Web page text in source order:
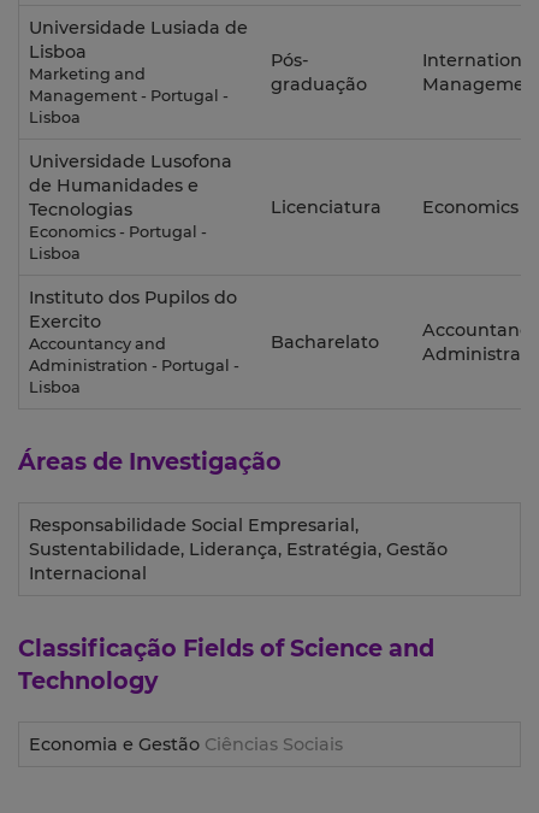
Universidade Lusiada de
Lisboa
Marketing and
Management - Portugal -
Lisboa
Pós-
graduação
International
Universidade Lusofona
de Humanidades e
Tecnologias
Economics - Portugal -
Lisboa
Licenciatura Economics
Instituto dos Pupilos do
Exercito
Accountancy and
Administration - Portugal -
Lisboa
Bacharelato
Áreas de Investigação
Responsabilidade Social Empresarial,
Sustentabilidade, Liderança, Estratégia, Gestão
Internacional
Classificação Fields of Science and
Technology
Economia e Gestão Ciências Sociais